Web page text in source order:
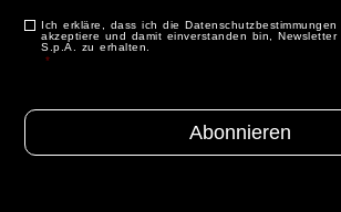
Consenso *
Ich erkläre, dass ich die
akzeptiere und damit einverstanden bin,
S.p.A. zu erhalten.
*